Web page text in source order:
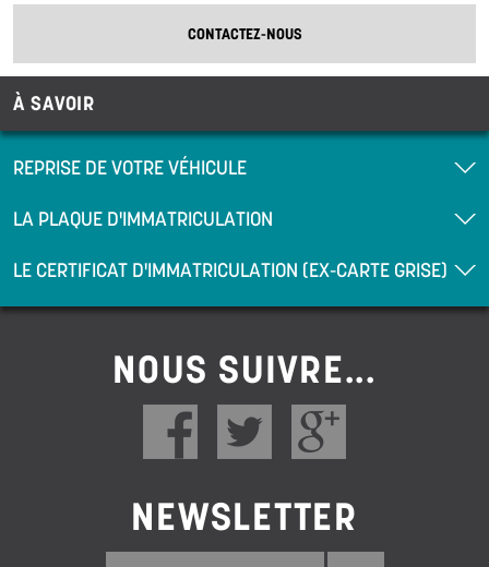
CONTACTEZ-NOUS
À SAVOIR
REPRISE DE VOTRE VÉHICULE
LA PLAQUE D'IMMATRICULATION
LE CERTIFICAT D'IMMATRICULATION (EX-CARTE GRISE)
NOUS SUIVRE...
NEWSLETTER